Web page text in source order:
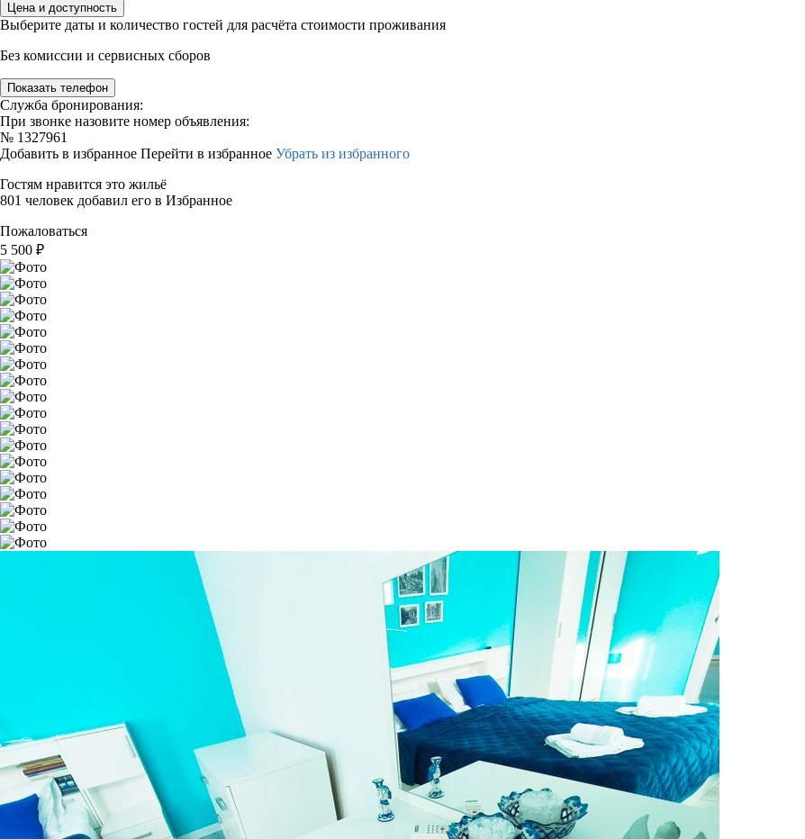
Цена и доступность
Выберите даты и количество гостей для расчёта стоимости проживания
Без комиссии и сервисных сборов
Показать телефон
Служба бронирования:
При звонке назовите номер объявления:
№ 1327961
Добавить в избранное Перейти в избранное Убрать из избранного
Гостям нравится это жильё
801 человек добавил его в Избранное
Пожаловаться
5 500 ₽